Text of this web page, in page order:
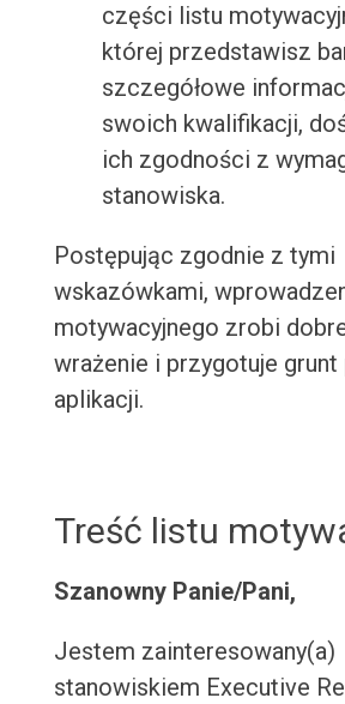
części listu
której przedstawisz
szczegółowe
swoich kwalifikacji,
ich zgodności z
stanowiska.
Postępując zgodnie z tymi
wskazówkami,
motywacyjnego zrobi
wrażenie i przygotuje
aplikacji.
Treść listu
Szanowny Panie/Pani,
Jestem zainteresowany(a)
stanowiskiem Executive